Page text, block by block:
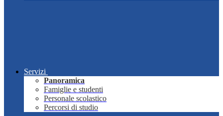
Servizi
Panoramica
Famiglie e studenti
Personale scolastico
Percorsi di studio